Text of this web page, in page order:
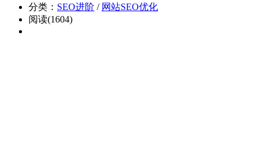
分类： SEO进阶 / 网站SEO优化
阅读(1604)